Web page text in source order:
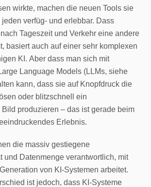
wirkte, machen die neuen Tools sie
verfüg- und erlebbar. Dass
Tageszeit und Verkehr eine andere
basiert auch auf einer sehr komplexen
KI. Aber dass man sich mit
Language Models (LLMs, siehe
kann, dass sie auf Knopfdruck die
oder blitzschnell ein
produzieren – das ist gerade beim
Erlebnis.
die massiv gestiegene
und Datenmenge verantwortlich, mit
von KI-Systemen arbeitet.
ist jedoch, dass KI-Systeme